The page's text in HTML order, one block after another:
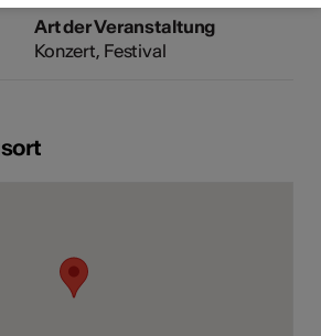
Art der Veranstaltung
Konzert Festival